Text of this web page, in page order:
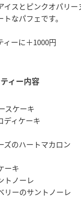
イスとピンクオパリ
なパフェです。
ィーに＋1000円
ィー内容
スケーキ
ディケーキ
ズのハートマカロン
ーキ
トノーレ
リーのサントノーレ